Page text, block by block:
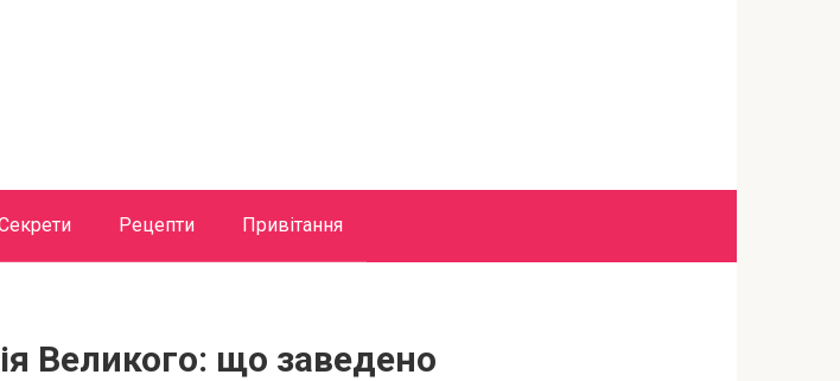
Рецепти Привітання
Великого: що заведено